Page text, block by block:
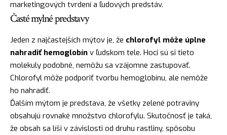
marketingových tvrdení a ľudových predstáv.
Časté mylné predstavy
Jeden z najčastejších mýtov je, že chlorofyl môže úplne
nahradiť hemoglobín v ľudskom tele. Hoci sú si tieto
molekuly podobné, nemôžu sa vzájomne zastupovať.
Chlorofyl môže podporiť tvorbu hemoglobínu, ale nemôže
ho nahradiť.
Ďalším mýtom je predstava, že všetky zelené potraviny
obsahujú rovnaké množstvo chlorofylu. Skutočnosť je taká,
že obsah sa líši v závislosti od druhu rastliny, spôsobu